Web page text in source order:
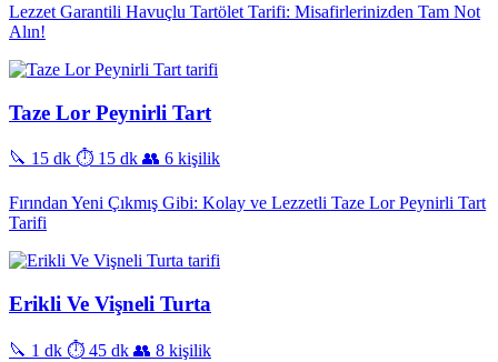
Lezzet Garantili Havuçlu Tartölet Tarifi: Misafirlerinizden Tam Not
Alın!
Taze Lor Peynirli Tart
🔪 15 dk ⏱️ 15 dk 👥 6 kişilik
Fırından Yeni Çıkmış Gibi: Kolay ve Lezzetli Taze Lor Peynirli Tart
Tarifi
Erikli Ve Vişneli Turta
🔪 1 dk ⏱️ 45 dk 👥 8 kişilik